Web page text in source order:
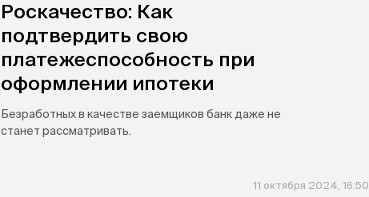
Роскачество: Как
подтвердить свою
платежеспособность при
оформлении ипотеки
Безработных в качестве заемщиков банк даже не
станет рассматривать.
11 октября 2024, 16:50